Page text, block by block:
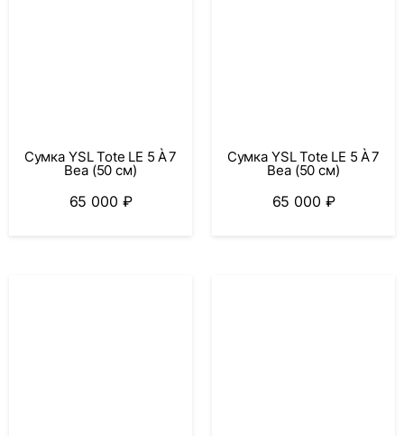
Сумка YSL Tote LE 5 À 7
Bea (50 см)
65 000 ₽
Сумка YSL Tote LE 5 À 7
Bea (50 см)
65 000 ₽